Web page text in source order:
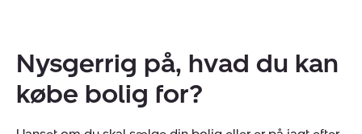
Nysgerrig på, hvad du kan
købe bolig for?